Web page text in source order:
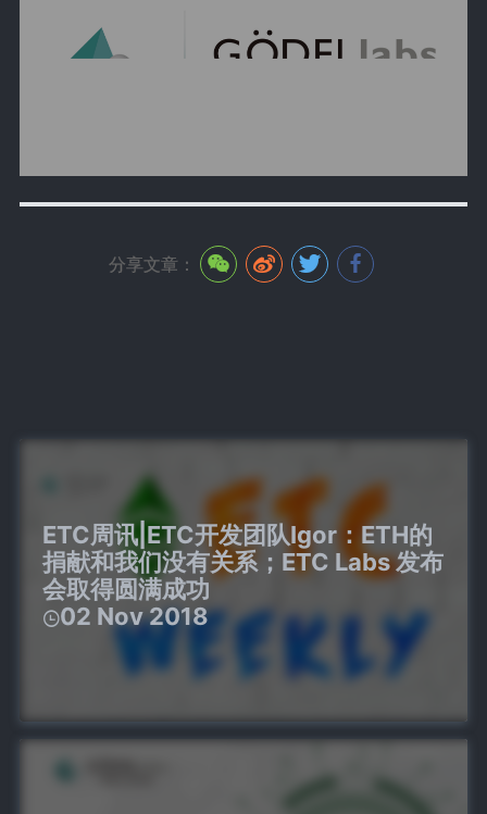
分享文章：
ETC周讯|ETC开发团队Igor：ETH的
捐献和我们没有关系；ETC Labs 发布
会取得圆满成功
02 Nov 2018